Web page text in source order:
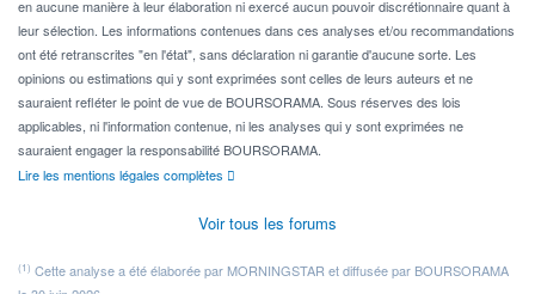
en aucune manière à leur élaboration ni exercé aucun pouvoir discrétionnaire quant à
leur sélection. Les informations contenues dans ces analyses et/ou recommandations
ont été retranscrites "en l'état", sans déclaration ni garantie d'aucune sorte. Les
opinions ou estimations qui y sont exprimées sont celles de leurs auteurs et ne
sauraient refléter le point de vue de BOURSORAMA. Sous réserves des lois
applicables, ni l'information contenue, ni les analyses qui y sont exprimées ne
sauraient engager la responsabilité BOURSORAMA.
Lire les mentions légales complètes
Voir tous les forums
(1) Cette analyse a été élaborée par MORNINGSTAR et diffusée par BOURSORAMA